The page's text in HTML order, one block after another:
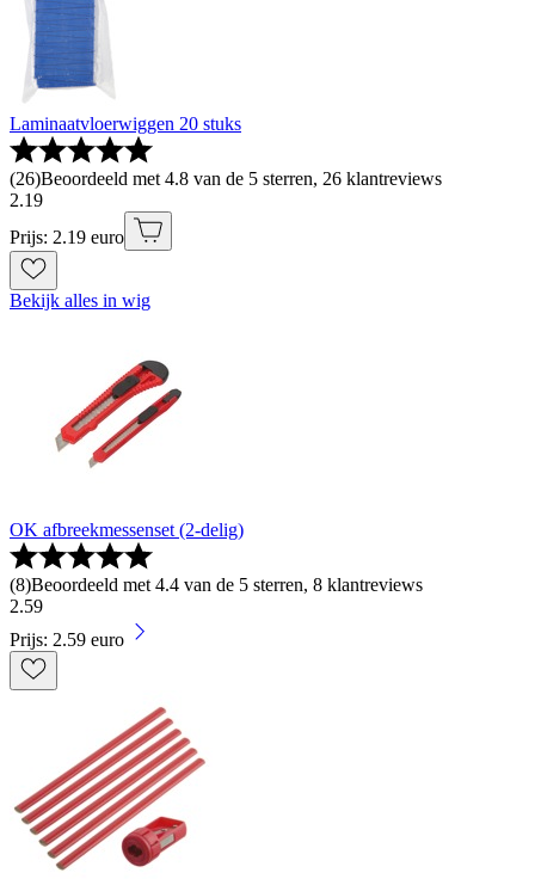
Laminaatvloerwiggen 20 stuks
(26)Beoordeeld met 4.8 van de 5 sterren, 26 klantreviews
2.19
Prijs: 2.19 euro
Bekijk alles in wig
OK afbreekmessenset (2-delig)
(8)Beoordeeld met 4.4 van de 5 sterren, 8 klantreviews
2.59
Prijs: 2.59 euro